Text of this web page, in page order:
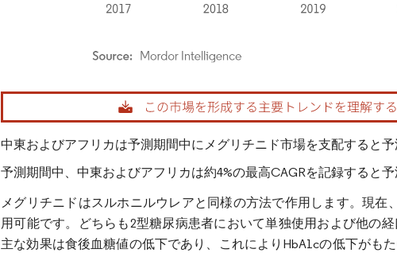
画像 © Mordor Intelligence。再利用にはCC BY 4.0の表示が必要です。
中東およびアフリカは予測期間中にメグリチニド市場を支配すると
予測期間中、中東およびアフリカは約4%の最高CAGRを記録すると予
メグリチニドはスルホニルウレアと同様の方法で作用します。現
用可能です。どちらも2型糖尿病患者において単独使用および他の
主な効果は食後血糖値の低下であり、これによりHbA1cの低下がも